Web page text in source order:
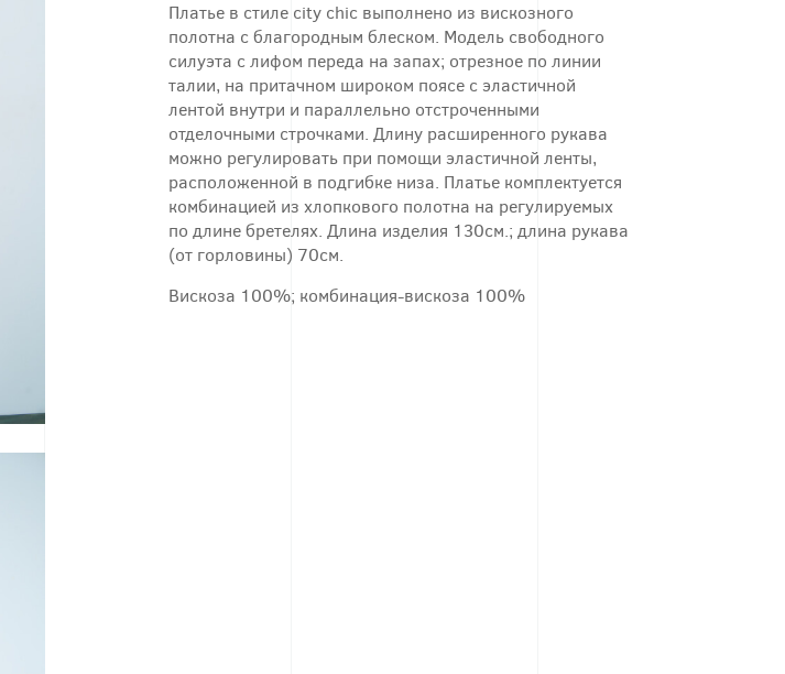
Платье в стиле city chic выполнено из вискозного
полотна с благородным блеском. Модель свободного
силуэта с лифом переда на запах; отрезное по линии
талии, на притачном широком поясе с эластичной
лентой внутри и параллельно отстроченными
отделочными строчками. Длину расширенного рукава
можно регулировать при помощи эластичной ленты,
расположенной в подгибке низа. Платье комплектуется
комбинацией из хлопкового полотна на регулируемых
по длине бретелях. Длина изделия 130см.; длина рукава
(от горловины) 70см.
Вискоза 100%; комбинация-вискоза 100%